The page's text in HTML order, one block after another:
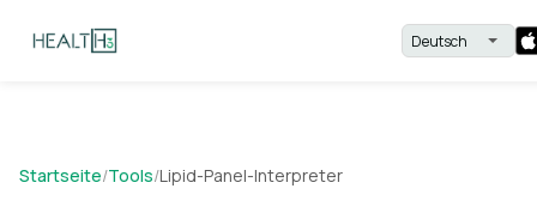
Startseite/Tools/Lipid-Panel-Interpreter